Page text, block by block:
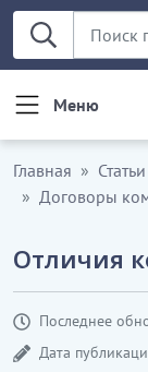
Меню
Главная Статьи
Договоры
Отличия
Последнее
Дата